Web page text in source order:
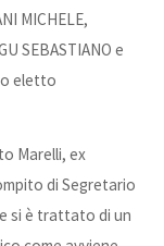
MICHELE,
SEBASTIANO e
eletto
Marelli, ex
di Segretario
si è trattato di un